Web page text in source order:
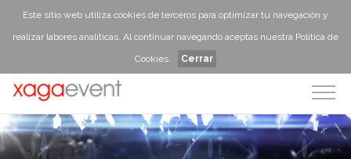
Este sitio web utiliza cookies de terceros para optimizar tu navegación y
realizar labores analíticas. Al continuar navegando aceptas nuestra Política de
Cookies. Cerrar